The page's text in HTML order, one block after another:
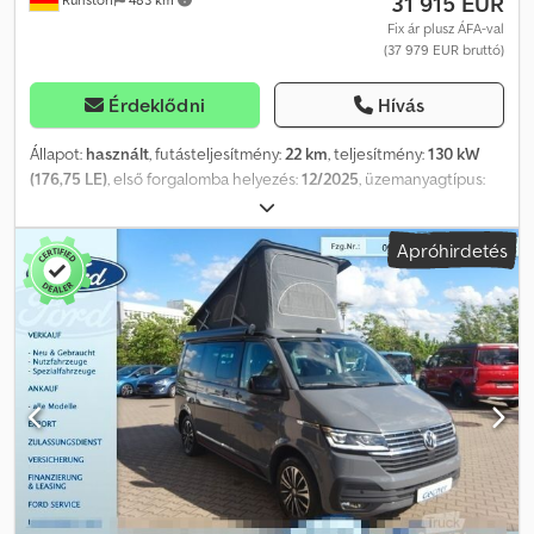
Fix ár plusz ÁFA-val
(37 979 EUR bruttó)
Érdeklődni Hívás
Állapot: használt, futásteljesítmény:22 km, teljesítmény:130 kW
(176,75 LE), első forgalomba helyezés:12/2025, üzemanyagtípus:
12/2027
fehér, kibocsátási osztály:euro6d, Gyártási év:2025, Felszereltség:
ABS, elektronikus stabilitásprogram (ESP), fedélzeti
számítógép, immobilizerrendszer, kipörgésgátló, ködlámpák,
központi zár, légkondicionálás, légzsák, teherautó regisztráció,
tempomat, tolóajtó, * További 1500 járművet talál honlapunkon,
lízing és finanszírozás akár önerő nélkül is lehetséges! *Áraink
azonnali készpénzes átvételre vonatkoznak, azaz a kiegészítő
munkák, mint például vonóhorog utólagos beszerelése, második
garnitúra gumiabroncs, szerviz, garancia, gondtalan csomag stb.
külön kerülnek felszámításra. *A legnagyobb gondosság ellenére
is előfordulhatnak hirdetési hibák, ezért ezekért felelősséget nem
vállalunk! Beviteli hibák, időközbeni értékesítés és tévedés jogát
fenntartjuk. A felszereltségre és fogyasztásra vonatkozó adatok a
Apróhirdetés